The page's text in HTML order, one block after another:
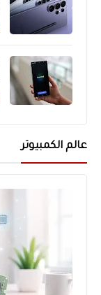
عالم الكمبيوتر